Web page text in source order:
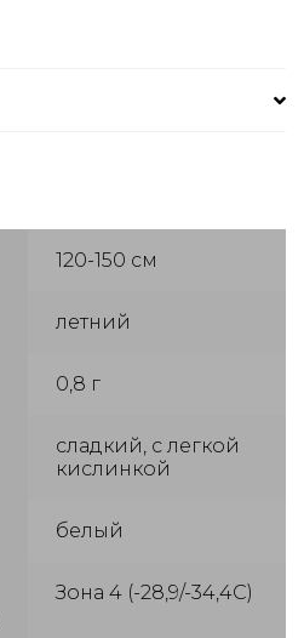
120-150 см
летний
0,8 г
сладкий, с легкой
кислинкой
белый
Зона 4 (-28,9/-34,4С)